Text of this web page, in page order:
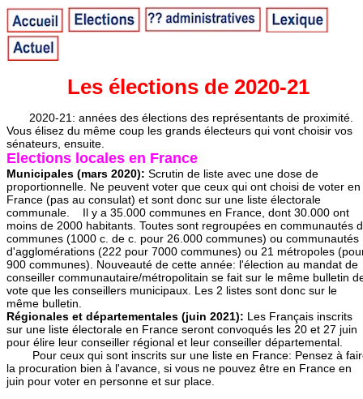
Les élections de 2020-21
2020-21: années des élections des représentants de proximité.
Vous élisez du même coup les grands électeurs qui vont choisir vos
sénateurs, ensuite.
Elections locales en France
Municipales (mars 2020): Scrutin de liste avec une dose de
proportionnelle. Ne peuvent voter que ceux qui ont choisi de voter en
France (pas au consulat) et sont donc sur une liste électorale
communale. Il y a 35.000 communes en France, dont 30.000 ont
moins de 2000 habitants. Toutes sont regroupées en communautés
communes (1000 c. de c. pour 26.000 communes) ou communautés
d'agglomérations (222 pour 7000 communes) ou 21 métropoles
900 communes). Nouveauté de cette année: l'élection au mandat de
conseiller communautaire/métropolitain se fait sur le même bulletin
vote que les conseillers municipaux. Les 2 listes sont donc sur le
même bulletin.
Régionales et départementales (juin 2021): Les Français inscrits
sur une liste électorale en France seront convoqués les 20 et 27 juin
pour élire leur conseiller régional et leur conseiller départemental.
Pour ceux qui sont inscrits sur une liste en France: Pensez à
la procuration bien à l'avance, si vous ne pouvez être en France en
juin pour voter en personne et sur place.